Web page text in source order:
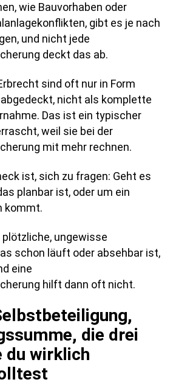
wie Bauvorhaben oder
gibt es je nach
und nicht jede
deckt das ab.
sind oft nur in Form
nicht als komplette
Das ist ein typischer
weil sie bei der
mit mehr rechnen.
ist, sich zu fragen: Geht es
planbar ist, oder um ein
kommt.
ungewisse
schon läuft oder absehbar ist,
eine
hilft dann oft nicht.
die drei
du wirklich